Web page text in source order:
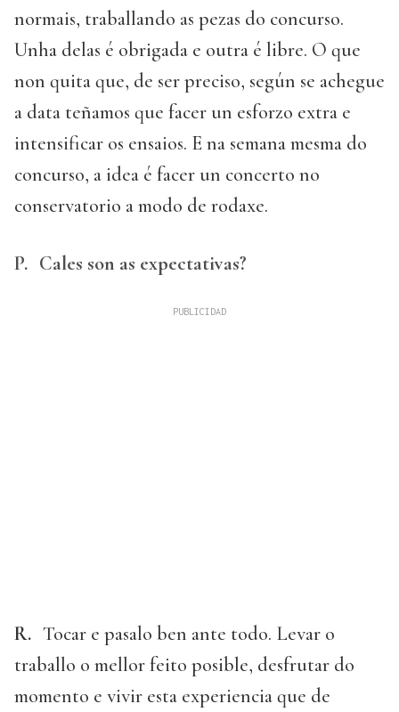
normais, traballando as pezas do concurso.
Unha delas é obrigada e outra é libre. O que
non quita que, de ser preciso, según se achegue
a data teñamos que facer un esforzo extra e
intensificar os ensaios. E na semana mesma do
concurso, a idea é facer un concerto no
conservatorio a modo de rodaxe.
P. Cales son as expectativas?
R. Tocar e pasalo ben ante todo. Levar o
traballo o mellor feito posible, desfrutar do
momento e vivir esta experiencia que de